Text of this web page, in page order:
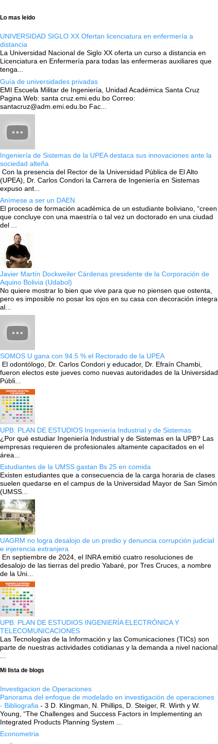
Lo mas leido
UNIVERSIDAD SIGLO XX Ofertan licenciatura en enfermería a
distancia
La Universidad Nacional de Siglo XX oferta un curso a distancia en
Licenciatura en Enfermería para todas las enfermeras auxiliares que
tenga...
Guía de universidades privadas
EMI Escuela Militar de Ingeniería, Unidad Académica Santa Cruz
Pagina Web: santa cruz.emi.edu.bo Correo:
santacruz@adm.emi.edu.bo Fac...
Ingeniería de Sistemas de la UPEA destaca sus innovaciones ante la
sociedad alteña
Con la presencia del Rector de la Universidad Pública de El Alto
(UPEA), Dr. Carlos Condori la Carrera de Ingeniería en Sistemas
expuso ant...
Anímese a ser un DAEN
El proceso de formación académica de un estudiante boliviano, “creen
que concluye con una maestría o tal vez un doctorado en una ciudad
del ...
Javier Martín Dockweiler Cárdenas presidente de la Corporación de
Aquino Bolivia (Udabol)
No quiere mostrar lo bien que vive para que no piensen que ostenta,
pero es imposible no posar los ojos en su casa con decoración íntegra
al...
SOMOS U gana con 94.5 % el Rectorado de la UPEA
El odontólogo, Dr. Carlos Condori y educador, Dr. Efraín Chambi,
fueron electos este jueves como nuevas autoridades de la Universidad
Públi...
UPB: PLAN DE ESTUDIOS Ingeniería Industrial y de Sistemas
¿Por qué estudiar Ingeniería Industrial y de Sistemas en la UPB? Las
empresas requieren de profesionales altamente capacitados en el
área...
Estudiantes de la UMSS gastan Bs 25 en comida
Existen estudiantes que a consecuencia de la carga horaria de clases
suelen quedarse en el campus de la Universidad Mayor de San Simón
(UMSS...
UAGRM no logra desalojo de un predio y denuncia corrupción judicial
e injerencia extranjera
En septiembre de 2024, el INRA emitió cuatro resoluciones de
desalojo de las tierras del predio Yabaré, por Tres Cruces, a nombre
de la Uni...
UPB: PLAN DE ESTUDIOS INGENIERÍA ELECTRÓNICA Y
TELECOMUNICACIONES
Las Tecnologías de la Información y las Comunicaciones (TICs) son
parte de nuestras actividades cotidianas y la demanda a nivel nacional
Mi lista de blogs
Investigacion de Operaciones
Panorama del enfoque de modelado en investigación de operaciones
- Bibliografia - 3 D. Klingman, N. Phillips, D. Steiger, R. Wirth y W.
Young, “The Challenges and Success Factors in Implementing an
Integrated Products Planning System ...
Econometria